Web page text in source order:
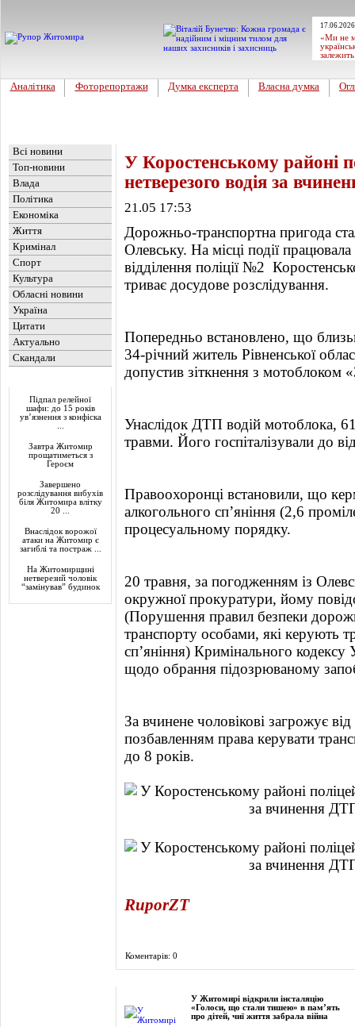
«Ми не
Аналітика Фоторепортажи Думка експерта Власна думка
Всі новини
Топ-новини
Влада
Політика
Економіка
Життя
Кримінал
Спорт
Культура
Обласні новини
Україна
Цитати
Актуально
Скандали
Підпал релейної
шафи: до 15 років
ув’язнення з конфіска
Завтра Житомир
прощатиметься з
Героєм
Завершено
розслідування вибухів
біля Житомира влітку
20 ...
Внаслідок ворожої
атаки на Житомир є
загиблі та постраж ...
На Житомирщині
нетверезий чоловік
“замінував” будинок
У Коростенському районі
нетверезого водія за
21.05 17:53
Дорожньо-транспортна пригода
Олевську. На місці події
відділення поліції №2
триває досудове розслідування.
Попередньо встановлено, що
34-річний житель Рівненської
допустив зіткнення з мотоблоком
Унаслідок ДТП водій мотоблока,
травми. Його госпіталізували до
Правоохоронці встановили, що
алкогольного сп’яніння (2,6
процесуальному порядку.
20 травня, за погодженням із
окружної прокуратури, йому
(Порушення правил безпеки
транспорту особами, які керують
сп’яніння) Кримінального
щодо обрання підозрюваному
За вчинене чоловікові загрожує
позбавленням права керувати
до 8 років.
RuporZT
Коментарів: 0
У Житомирі відкрили інсталяцію
«Голоси, що стали тишею» в пам’ять
про дітей, чиї життя забрала війна